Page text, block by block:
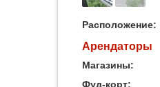
Расположение:
Арендаторы
Магазины:
Фуд-корт: